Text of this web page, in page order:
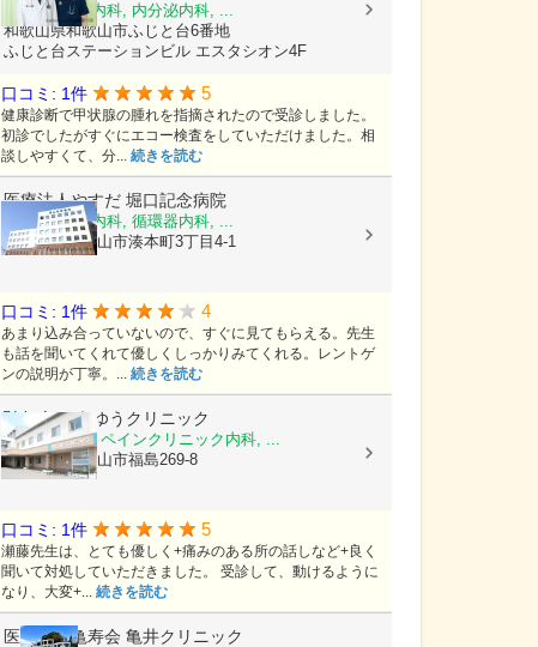
内科, 糖尿病内科, 内分泌内科, ...
和歌山県和歌山市ふじと台6番地
ふじと台ステーションビル エスタシオン4F
口コミ: 1件 5
健康診断で甲状腺の腫れを指摘されたので受診しました。
初診でしたがすぐにエコー検査をしていただけました。相
談しやすくて、分... 続きを読む
医療法人やすだ 堀口記念病院
内科, 呼吸器内科, 循環器内科, ...
和歌山県和歌山市湊本町3丁目4-1
口コミ: 1件 4
あまり込み合っていないので、すぐに見てもらえる。先生
も話を聞いてくれて優しくしっかりみてくれる。レントゲ
ンの説明が丁寧。... 続きを読む
弘仁会ゆうゆうクリニック
内科, 麻酔科, ペインクリニック内科, ...
和歌山県和歌山市福島269-8
口コミ: 1件 5
瀬藤先生は、とても優しく+痛みのある所の話しなど+良く
聞いて対処していただきました。 受診して、動けるように
なり、大変+... 続きを読む
医療法人亀寿会 亀井クリニック